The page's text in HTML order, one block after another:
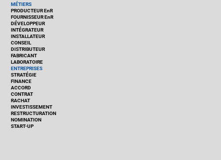
MÉTIERS
PRODUCTEUR EnR
FOURNISSEUR EnR
DÉVELOPPEUR
INTÉGRATEUR
INSTALLATEUR
CONSEIL
DISTRIBUTEUR
FABRICANT
LABORATOIRE
ENTREPRISES
STRATÉGIE
FINANCE
ACCORD
CONTRAT
RACHAT
INVESTISSEMENT
RESTRUCTURATION
NOMINATION
START-UP